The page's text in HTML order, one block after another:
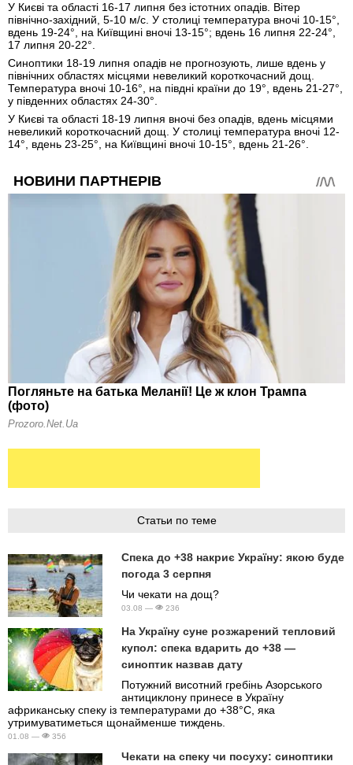
У Києві та області 16-17 липня без істотних опадів. Вітер
північно-західний, 5-10 м/с. У столиці температура вночі 10-15°,
вдень 19-24°, на Київщині вночі 13-15°; вдень 16 липня 22-24°,
17 липня 20-22°.
Синоптики 18-19 липня опадів не прогнозують, лише вдень у
північних областях місцями невеликий короткочасний дощ.
Температура вночі 10-16°, на півдні країни до 19°, вдень 21-27°,
у південних областях 24-30°.
У Києві та області 18-19 липня вночі без опадів, вдень місцями
невеликий короткочасний дощ. У столиці температура вночі 12-
14°, вдень 23-25°, на Київщині вночі 10-15°, вдень 21-26°.
Статьи по теме
Спека до +38 накриє Україну: якою буде
погода 3 серпня
Чи чекати на дощ?
03.08 — 236
На Україну суне розжарений тепловий
купол: спека вдарить до +38 —
синоптик назвав дату
Потужний висотний гребінь Азорського
антициклону принесе в Україну
африканську спеку із температурами до +38°C, яка
утримуватиметься щонайменше тиждень.
01.08 — 356
Чекати на спеку чи посуху: синоптики